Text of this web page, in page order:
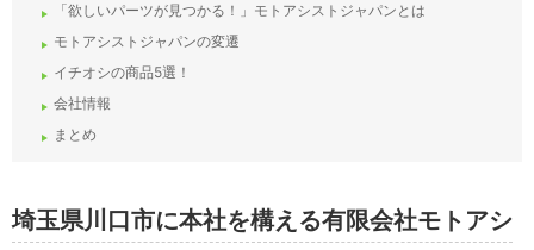
「欲しいパーツが見つかる！」モトアシストジャパンとは
モトアシストジャパンの変遷
イチオシの商品5選！
会社情報
まとめ
埼玉県川口市に本社を構える有限会社モトアシ